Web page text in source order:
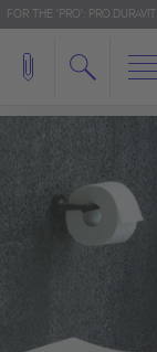
FOR THE 'PRO': PRO.DURAVIT